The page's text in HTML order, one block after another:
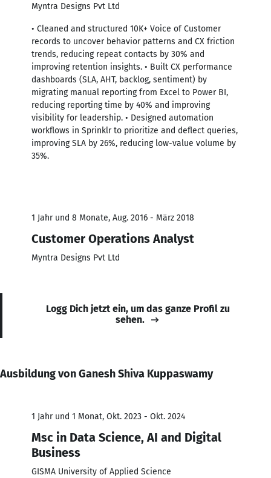
Myntra Designs Pvt Ltd
• Cleaned and structured 10K+ Voice of Customer
records to uncover behavior patterns and CX friction
trends, reducing repeat contacts by 30% and
improving retention insights. • Built CX performance
dashboards (SLA, AHT, backlog, sentiment) by
migrating manual reporting from Excel to Power BI,
reducing reporting time by 40% and improving
visibility for leadership. • Designed automation
workflows in Sprinklr to prioritize and deflect queries,
improving SLA by 26%, reducing low-value volume by
35%.
1 Jahr und 8 Monate, Aug. 2016 - März 2018
Customer Operations Analyst
Myntra Designs Pvt Ltd
Logg Dich jetzt ein, um das ganze Profil zu
sehen.
Ausbildung von Ganesh Shiva Kuppaswamy
1 Jahr und 1 Monat, Okt. 2023 - Okt. 2024
Msc in Data Science, AI and Digital
Business
GISMA University of Applied Science